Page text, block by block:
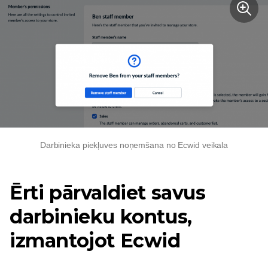
Darbinieka piekļuves noņemšana no Ecwid veikala
Ērti pārvaldiet savus
darbinieku kontus,
izmantojot Ecwid